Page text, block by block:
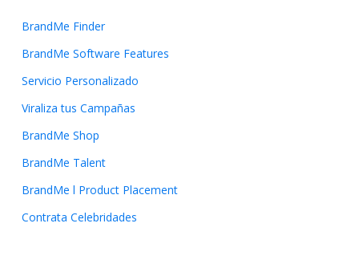
BrandMe Finder
BrandMe Software Features
Servicio Personalizado
Viraliza tus Campañas
BrandMe Shop
BrandMe Talent
BrandMe l Product Placement
Contrata Celebridades